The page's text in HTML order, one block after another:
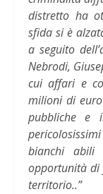
distretto ha
sfida si è
a seguito
Nebrodi,
cui affari e
milioni di
pubbliche e
bianchi abili
opportunità di
territorio..”